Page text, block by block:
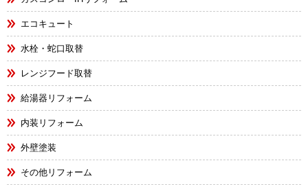
エコキュート
水栓・蛇口取替
レンジフード取替
給湯器リフォーム
内装リフォーム
外壁塗装
その他リフォーム